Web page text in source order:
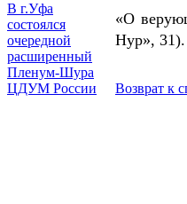
В г.Уфа
состоялся
очередной
расширенный
Пленум-Шура
ЦДУМ России
«О
Нур», 31).
Возврат к